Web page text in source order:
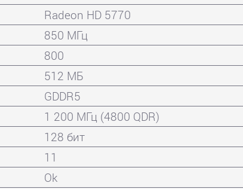
Radeon HD 5770
850 МГц
800
512 МБ
GDDR5
1 200 МГц (4800 QDR)
128 бит
11
Ok